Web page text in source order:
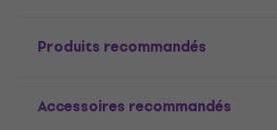
Produits recommandés
Accessoires recommandés